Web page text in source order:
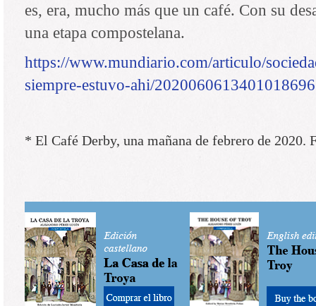
es, era, mucho más que un café. Con su
una etapa compostelana.
https://www.mundiario.com/articulo/
siempre-estuvo-ahi/
* El Café Derby, una mañana de febrero de 2020.